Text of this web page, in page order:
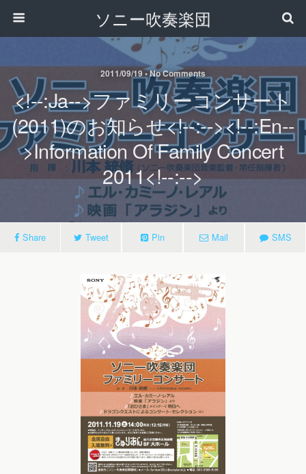
ソニー吹奏楽団
2011/09/19 • No Comments
<!--:ja-->ファミリーコンサート
(2011)のお知らせ<!--:--><!--:en--
>Information Of Family Concert
2011<!--:-->
Share Tweet Pin Mail SMS